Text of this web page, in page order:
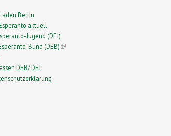
Berlin
aktuell
Jugend (DEJ)
Bund (DEB)(link is external)
DEB/ DEJ